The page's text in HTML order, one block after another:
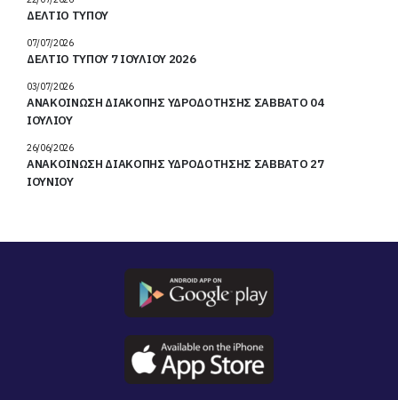
ΔΕΛΤΙΟ ΤΥΠΟΥ
ΔΕΛΤΙΟ ΤΥΠΟΥ 7 ΙΟΥΛΙΟΥ 2026
07/07/2026
ΑΝΑΚΟΙΝΩΣΗ ΔΙΑΚΟΠΗΣ ΥΔΡΟΔΟΤΗΣΗΣ ΣΑΒΒΑΤΟ 04
ΙΟΥΛΙΟΥ
03/07/2026
ΑΝΑΚΟΙΝΩΣΗ ΔΙΑΚΟΠΗΣ ΥΔΡΟΔΟΤΗΣΗΣ ΣΑΒΒΑΤΟ 27
ΙΟΥΝΙΟΥ
26/06/2026